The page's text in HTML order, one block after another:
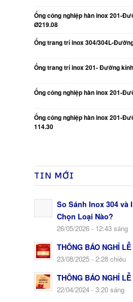
Ống công nghiệp hàn inox 201-
Ø219.08
Ống trang trí inox 304/304L-
Ống trang trí inox 201- Đường
Ống công nghiệp hàn inox 201-
Ống công nghiệp hàn inox 201-
114.30
TIN MỚI
So Sánh Inox 304 và
Chọn Loại Nào?
26/05/2026 - 12:43 sáng
THÔNG BÁO NGHỈ
23/08/2025 - 2:28 chiều
THÔNG BÁO NGHỈ
22/04/2024 - 3:20 sáng